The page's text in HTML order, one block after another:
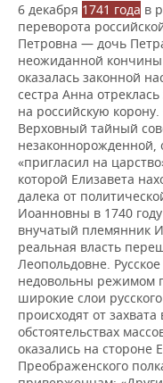
6 декабря 1741 года в
переворота
Петровна — дочь
неожиданной кончины
оказалась законной
сестра Анна
на российскую
Верховный тайный
незаконнорожденной,
«пригласил на
которой Елизавета
далека от
Иоанновны в 1740
внучатый племянник
реальная власть
Леопольдовне.
недовольны режимом
широкие слои
происходят от
обстоятельствах
оказались на стороне
Преображенского